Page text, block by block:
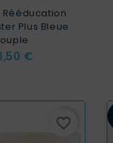
Rééducation
Plus Bleue
€
favorite_border